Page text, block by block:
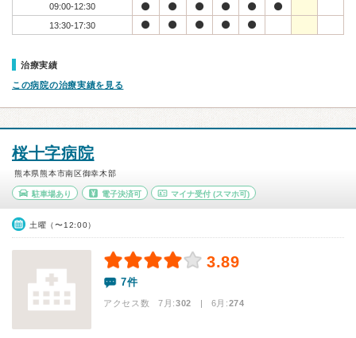
09:00-12:30
13:30-17:30
治療実績
この病院の治療実績を見る
桜十字病院
熊本県熊本市南区御幸木部
駐車場あり 電子決済可 マイナ受付 (スマホ可)
土曜（〜12:00）
3.89
7件
アクセス数 7月:302 | 6月:274